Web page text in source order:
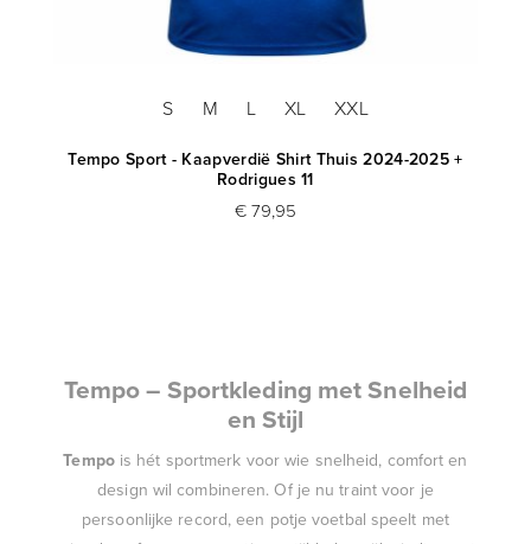
S M L XL XXL
Tempo Sport - Kaapverdië Shirt Thuis 2024-2025 +
Rodrigues 11
€ 79,95
Tempo – Sportkleding met Snelheid
en Stijl
Tempois hét sportmerk voor wie snelheid, comfort en
design wil combineren. Of je nu traint voor je
persoonlijke record, een potje voetbal speelt met